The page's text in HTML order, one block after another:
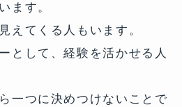
ます。
えてくる人もいます。
として、経験を活かせる人
一つに決めつけないことで